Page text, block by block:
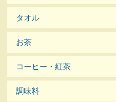
タオル
お茶
コーヒー・紅茶
調味料